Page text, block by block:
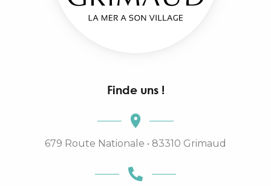
Finde uns !
679 Route Nationale • 83310 Grimaud